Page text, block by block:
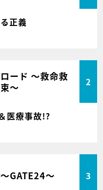
正義
ード ～救命救
～
2
医療事故!?
GATE24～ 3